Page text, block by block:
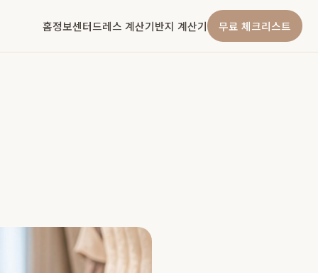
홈정보센터드레스 계산기반지 계산기 무료 체크리스트